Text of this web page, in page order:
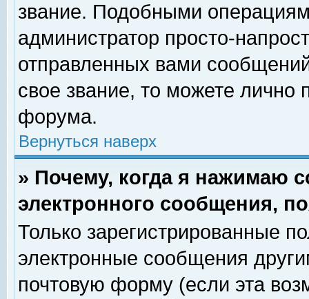
звание. Подобными
администратор просто-
отправленных вами
свое звание, то можете лично
форума.
Вернуться наверх
» Почему, когда я нажимаю
электронного сообщения,
Только зарегистрированные
электронные сообщения
почтовую форму (если эта